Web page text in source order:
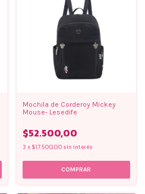
Mochila de Corderoy Mickey
Mouse- Lesedife
$52.500,00
3 x $17.500,00 sin interés